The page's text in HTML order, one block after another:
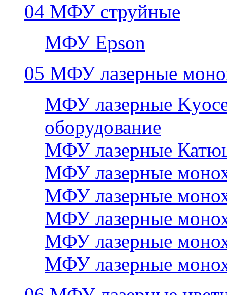
04 МФУ струйные
МФУ Epson
05 МФУ лазерные
МФУ лазерные
оборудование
МФУ лазерные
МФУ лазерные
МФУ лазерные
МФУ лазерные
МФУ лазерные
МФУ лазерные